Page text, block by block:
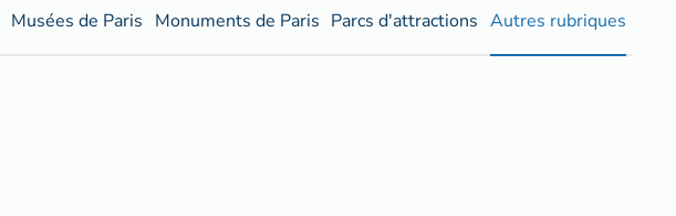
Musées de Paris Monuments de Paris Parcs d'attractions Autres rubriques